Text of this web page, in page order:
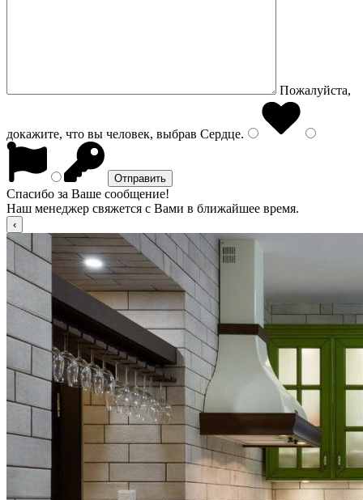
Пожалуйста,
докажите, что вы человек, выбрав Сердце.
Спасибо за Ваше сообщение!
Наш менеджер свяжется с Вами в ближайшее время.